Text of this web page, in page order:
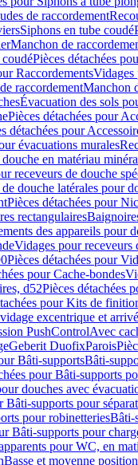
de raccordement
Siphons en tube coudé
Manchon de
Pièces détachées
RaccordementsVidages
raccordementManchon
Évacuation des sols
Pièces détachées pour
détachées pour
évacuations murales
en matériau
receveurs de douche
douche latérales pour
Pièces détachées pour
rectangulaires
des appareils pour
Vidages pour receveurs
Pièces détachées pour
pour Cache-bondes
d52Pièces détachées
pour Kits de
excentrique et
PushControlAvec
Geberit DuofixParois
Bâti-supportsBâti-
pour Bâti-supports
douches avec
Bâti-supports pour
pour robinetteriesBâti-
Bâti-supports pour
pour WC, en
Basse et moyenne position